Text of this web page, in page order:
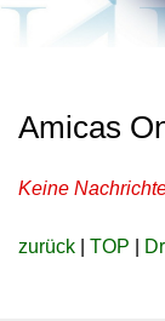
Amicas
Keine
zurück TOP